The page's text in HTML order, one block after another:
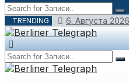
TRENDING 6. Августа 2026